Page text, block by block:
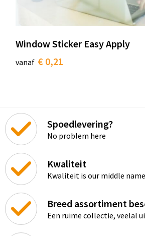
Window Sticker Easy Apply
vanaf € 0,21
Spoedlevering?
No problem here
Kwaliteit
Kwaliteit is our middle name
Breed assortiment
Een ruime collectie, veelal